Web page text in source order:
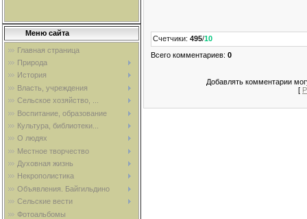
Меню сайта
Главная страница
Природа
История
Власть, учреждения
Сельское хозяйство, ...
Воспитание, образование
Культура, библиотеки...
О людях
Местное творчество
Духовная жизнь
Некрополистика
Объявления. Байгильдино
Сельские вести
Фотоальбомы
Счетчики: 495/10
Всего комментариев: 0
Добавлять комментарии
[